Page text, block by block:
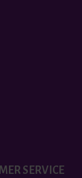
SERVICE